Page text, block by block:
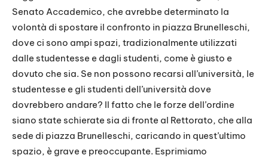
Senato Accademico, che avrebbe determinato la
volontà di spostare il confronto in piazza Brunelleschi,
dove ci sono ampi spazi, tradizionalmente utilizzati
dalle studentesse e dagli studenti, come è giusto e
dovuto che sia. Se non possono recarsi all’università, le
studentesse e gli studenti dell’università dove
dovrebbero andare? Il fatto che le forze dell’ordine
siano state schierate sia di fronte al Rettorato, che alla
sede di piazza Brunelleschi, caricando in quest’ultimo
spazio, è grave e preoccupante. Esprimiamo